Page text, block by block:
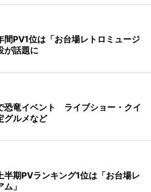
間PV1位は「お台場レトロミュージ
話題に
恐竜イベント ライブショー・クイ
グルメなど
半期PVランキング1位は「お台場レ
」